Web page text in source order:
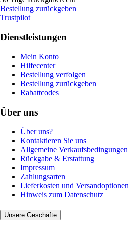
Bestellung zurückgeben
Trustpilot
Dienstleistungen
Mein Konto
Hilfecenter
Bestellung verfolgen
Bestellung zurückgeben
Rabattcodes
Über uns
Über uns?
Kontaktieren Sie uns
Allgemeine Verkaufsbedingungen
Rückgabe & Erstattung
Impressum
Zahlungsarten
Lieferkosten und Versandoptionen
Hinweis zum Datenschutz
Unsere Geschäfte